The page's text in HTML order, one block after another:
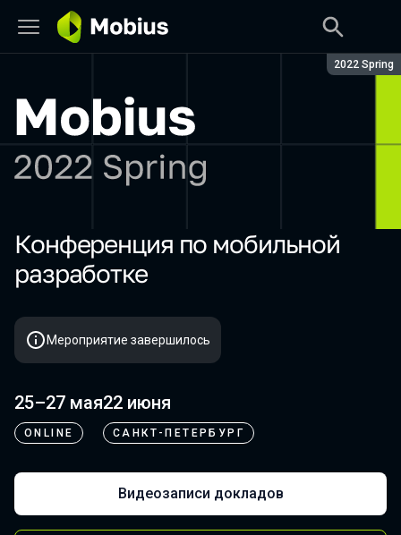
Сезон:
2022 Spring
Mobius 2022 Spring
Конференция по мобильной
разработке
Мероприятие завершилось
25–27 мая
ONLINE
22 июня
САНКТ-ПЕТЕРБУРГ
Видеозаписи докладов